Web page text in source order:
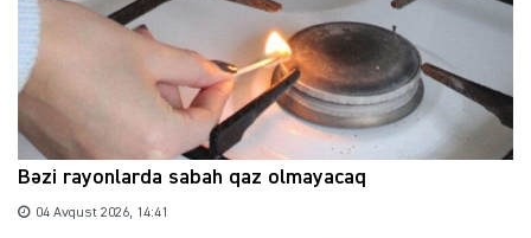
Bəzi rayonlarda sabah qaz olmayacaq
04 Avqust 2026, 14:41